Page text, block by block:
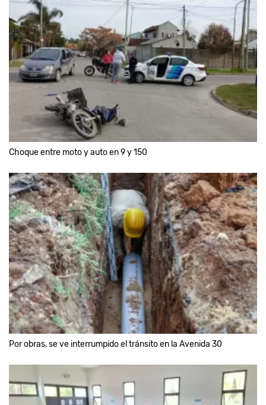
Choque entre moto y auto en 9 y 150
Por obras, se ve interrumpido el tránsito en la Avenida 30